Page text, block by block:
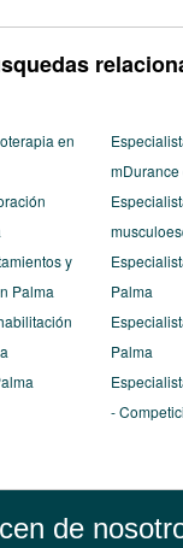
en
y
Palma
mDurance
Palma
Palma
-
de